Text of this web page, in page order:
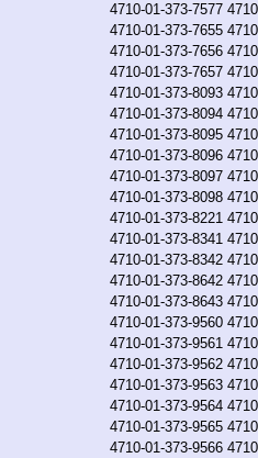
4710-01-373-7577
4710-01-373-7655
4710-01-373-7656
4710-01-373-7657
4710-01-373-8093
4710-01-373-8094
4710-01-373-8095
4710-01-373-8096
4710-01-373-8097
4710-01-373-8098
4710-01-373-8221
4710-01-373-8341
4710-01-373-8342
4710-01-373-8642
4710-01-373-8643
4710-01-373-9560
4710-01-373-9561
4710-01-373-9562
4710-01-373-9563
4710-01-373-9564
4710-01-373-9565
4710-01-373-9566